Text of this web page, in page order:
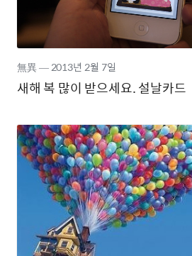
새해 복 많이 받으세요. 설날카드
無異―2013년 2월 7일